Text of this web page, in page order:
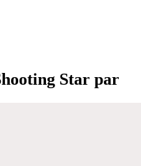
Star par